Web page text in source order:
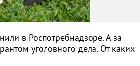
в Роспотребнадзоре. А за
уголовного дела. От каких